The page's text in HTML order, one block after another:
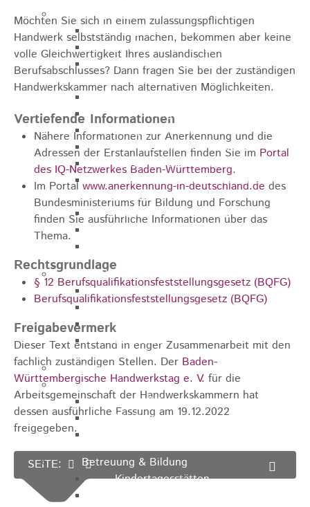
Pflegeangebote
Pflegeberatung
Runder Tisch Pflege
Ökumenische Sozialstation
Rosenstein
DRK Mehrgenerationenhaus
Pflegewohnhaus Haus Kielwein
Seniorenzentrum Heubach
VDK Ortsverband Heubach
Ökumenische Nachbarschaftshilfe
Heubach
Förderverein Altenhilfe Heubach e.V.
Familie
Familienbüro
Zukunftswerkstatt
Sozialpädagogische Familienberatung
Kinderfest
Ferienprogramm
Jugend
Jugendbüro
Stadtjugendring
Betreuung & Bildung
Kindertagesstätten
Möchten Sie sich in einem zulassungspflichtigen
Handwerk selbstständig machen, bekommen aber keine
volle Gleichwertigkeit Ihres ausländischen
Berufsabschlusses? Dann fragen Sie bei der zuständigen
Handwerkskammer nach alternativen Möglichkeiten.
Vertiefende Informationen
Nähere Informationen zur Anerkennung und die
Adressen der Erstanlaufstellen finden Sie im Portal
des IQ-Netzwerkes Baden-Württemberg.
Im Portal www.anerkennung-in-deutschland.de des
Bundesministeriums für Bildung und Forschung
finden Sie ausführliche Informationen über das
Thema.
Rechtsgrundlage
§ 12 Berufsqualifikationsfeststellungsgesetz (BQFG)
Berufsqualifikationsfeststellungsgesetz (BQFG)
Freigabevermerk
Dieser Text entstand in enger Zusammenarbeit mit den
fachlich zuständigen Stellen. Der Baden-
Württembergische Handwerkstag e. V. für die
Arbeitsgemeinschaft der Handwerkskammern hat
dessen ausführliche Fassung am 19.12.2022
freigegeben.
SEITE: